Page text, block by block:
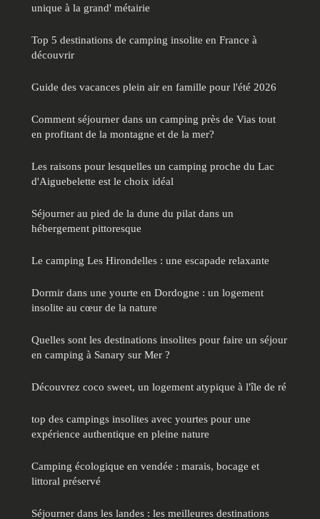
unique à la grand' métairie
Top 5 destinations de camping insolite en France à
découvrir
Guide des vacances plein air en famille pour l'été 2026
Comment séjourner dans un camping près de Vias tout
en profitant de la montagne et de la mer?
Les raisons pour lesquelles un camping proche du Lac
d'Aiguebelette est le choix idéal
Séjourner au pied de la dune du pilat dans un
hébergement pittoresque
Le camping Les Hirondelles : une escapade relaxante
Dormir dans une yourte en Dordogne : un logement
insolite au cœur de la nature
Quelles sont les destinations insolites pour faire un séjour
en camping à Sanary sur Mer ?
Découvrez coco sweet, un logement atypique à l'île de ré
top des campings insolites avec yourtes pour une
expérience authentique en pleine nature
Camping écologique en vendée : marais, bocage et
littoral préservé
Séjourner dans les landes : les meilleures destinations